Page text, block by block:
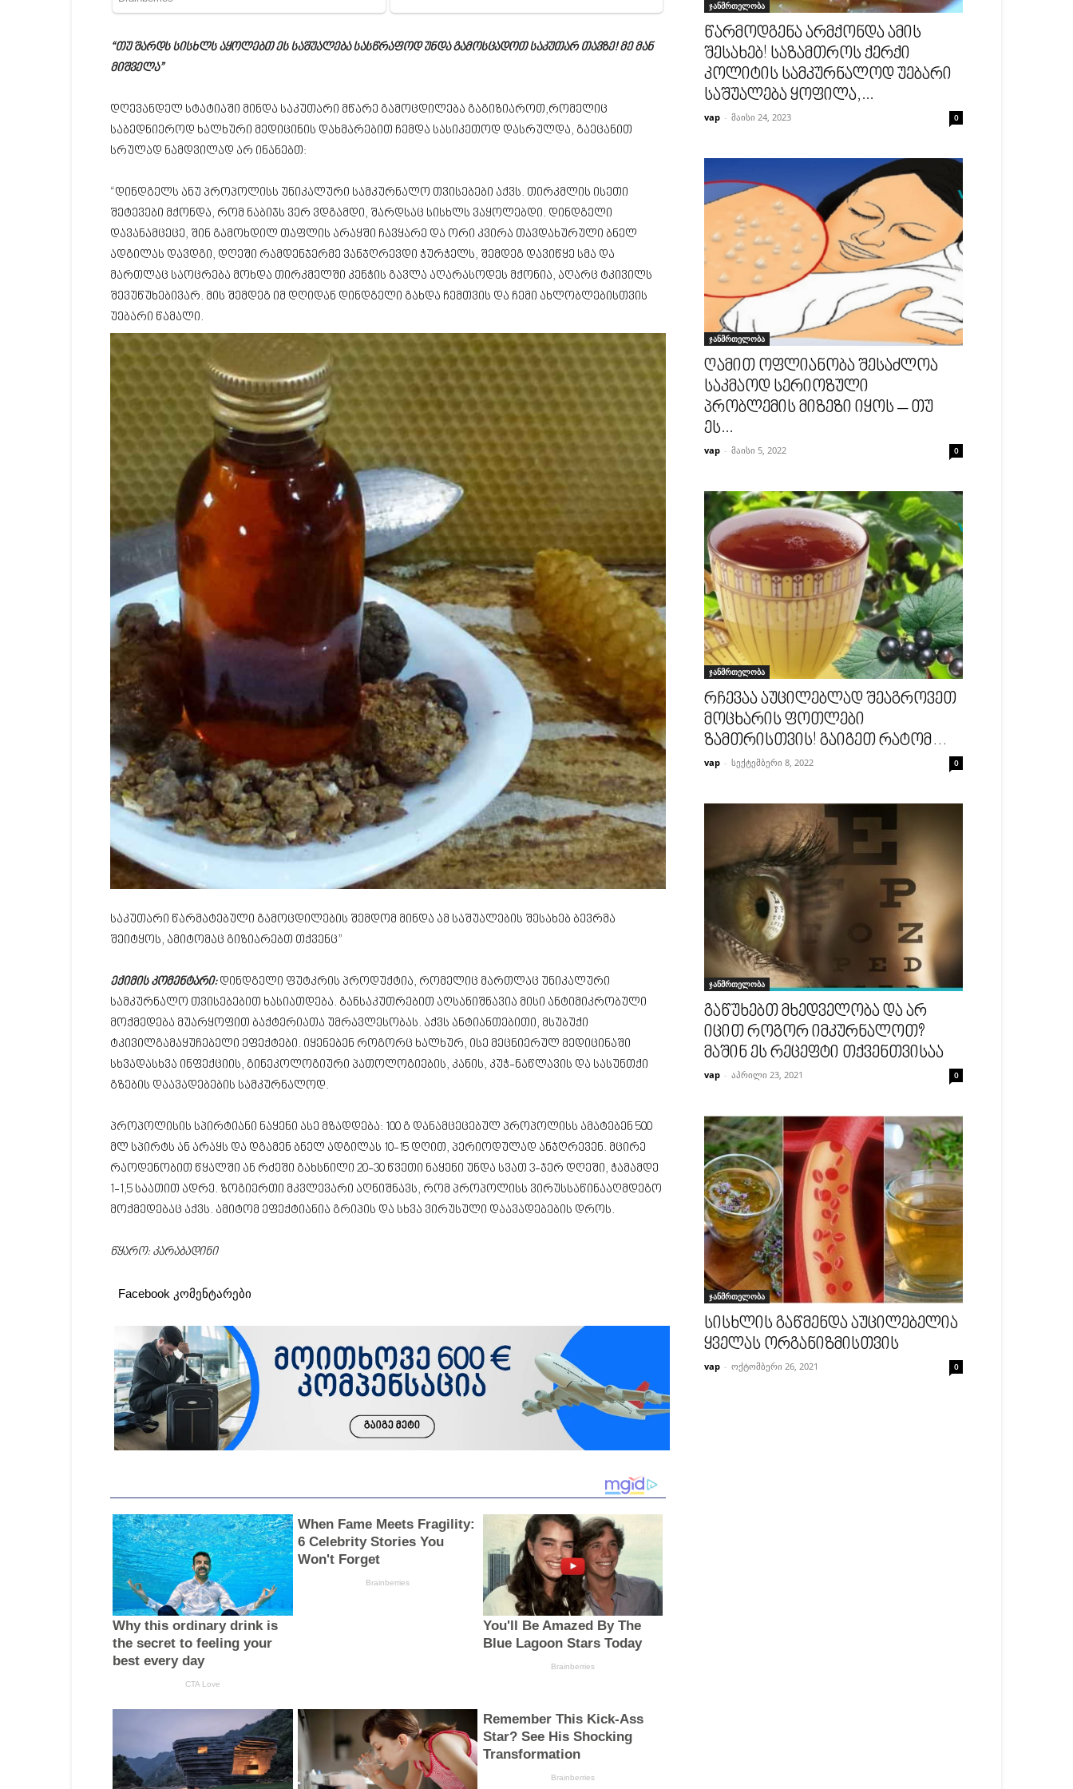
“თუ შარდს სისხლს აყოლებთ ეს საშუალება სასწრაფოდ უნდა გამოსცადოთ საკუთარ თავზე! მე მან
მიშველა”
დღევანდელ სტატიაში მინდა საკუთარი მწარე გამოცდილება გაგიზიაროთ,რომელიც
საბედნიეროდ ხალხური მედიცინის დახმარებით ჩემდა სასიკეთოდ დასრულდა, გაეცანით
სრულად ნამდვილად არ ინანებთ:
“დინდგელს ანუ პროპოლისს უნიკალური სამკურნალო თვისებები აქვს. თირკმლის ისეთი
შეტევები მქონდა, რომ ნაბიჯს ვერ ვდგამდი, შარდსაც სისხლს ვაყოლებდი. დინდგელი
დავანამცეცე, შინ გამოხდილ თაფლის არაყში ჩავყარე და ორი კვირა თავდახურული ბნელ
ადგილას დავდგი, დღეში რამდენჯერმე ვანჯღრევდი ჭურჭელს, შემდეგ დავიწყე სმა და
მართლაც საოცრება მოხდა თირკმელში კენჭის გავლა აღარასოდეს მქონია, აღარც ტკივილს
შევუწუხებივარ. მის შემდეგ იმ დღიდან დინდგელი გახდა ჩემთვის და ჩემი ახლობლებისთვის
უებარი წამალი.
საკუთარი წარმატებული გამოცდილების შემდომ მინდა ამ საშუალების შესახებ ბევრმა
შეიტყოს, ამიტომაც გიზიარებთ თქვენც”
ექიმის კომენტარი:დინდგელი ფუტკრის პროდუქტია, რომელიც მართლაც უნიკალური
სამკურნალო თვისებებით ხასიათდება. განსაკუთრებით აღსანიშნავია მისი ანტიმიკრობული
მოქმედება მუარყოფით ბაქტერიათა უმრავლესობას. აქვს ანტიანთებითი, მსუბუქი
ტკივილგამაყუჩებელი ეფექტები. იყენებენ როგორც ხალხურ, ისე მეცნიერულ მედიცინაში
სხვადასხვა ინფექციის, გინეკოლოგიური პათოლოგიების, კანის, კუჭ-ნაწლავის და სასუნთქი
გზების დაავადებების სამკურნალოდ.
პროპოლისის სპირტიანი ნაყენი ასე მზადდება: 100 გ დანამცეცებულ პროპოლისს ამატებენ 500
მლ სპირტს ან არაყს და დგამენ ბნელ ადგილას 10-15 დღით, პერიოდულად ანჯღრევენ. მცირე
რაოდენობით წყალში ან რძეში გახსნილი 20-30 წვეთი ნაყენი უნდა სვათ 3-ჯერ დღეში, ჭამამდე
1-1,5 საათით ადრე. ზოგიერთი მკვლევარი აღნიშნავს, რომ პროპოლისს ვირუსსაწინააღმდეგო
მოქმედებაც აქვს. ამიტომ ეფექტიანია გრიპის და სხვა ვირუსული დაავადებების დროს.
წყარო: კარაბადინი
Facebook კომენტარები
ჯანმრთელობა
წარმოდგენა არმქონდა ამის
შესახებ! საზამთროს ქერქი
კოლიტის სამკურნალოდ უებარი
საშუალება ყოფილა,...
vap - მაისი 24, 2023 0
ჯანმრთელობა
ღამით ოფლიანობა შესაძლოა
საკმაოდ სერიოზული
პრობლემის მიზეზი იყოს – თუ
ეს...
vap - მაისი 5, 2022 0
ჯანმრთელობა
რჩევაა აუცილებლად შეაგროვეთ
მოცხარის ფოთლები
ზამთრისთვის! გაიგეთ რატომ…
vap - სექტემბერი 8, 2022 0
ჯანმრთელობა
გაწუხებთ მხედველობა და არ
იცით როგორ იმკურნალოთ?
მაშინ ეს რეცეფტი თქვენთვისაა
vap - აპრილი 23, 2021 0
ჯანმრთელობა
სისხლის გაწმენდა აუცილებელია
ყველას ორგანიზმისთვის
vap - ოქტომბერი 26, 2021 0